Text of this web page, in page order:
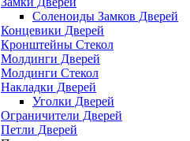
Соленоиды Замков Дверей
Концевики Дверей
Кронштейны Стекол
Молдинги Дверей
Молдинги Стекол
Накладки Дверей
Уголки Дверей
Ограничители Дверей
Петли Дверей